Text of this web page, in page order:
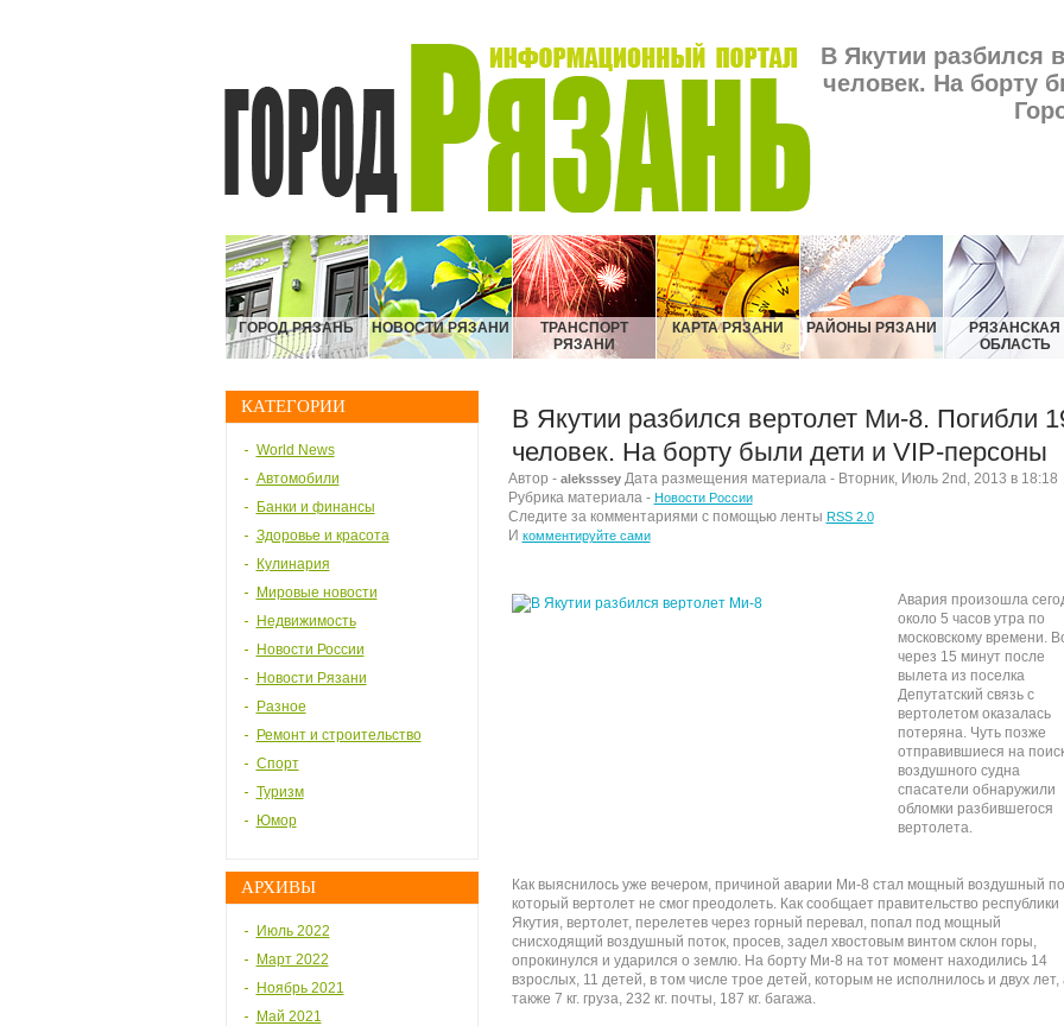
В Якутии разбился
человек. На борту
ГОРОД РЯЗАНЬ НОВОСТИ РЯЗАНИ
ТРАНСПОРТ
РЯЗАНИ
КАРТА РЯЗАНИ РАЙОНЫ РЯЗАНИ
РЯЗАНСКАЯ
ОБЛАСТЬ
КАТЕГОРИИ
World News
Автомобили
Банки и финансы
Здоровье и красота
Кулинария
Мировые новости
Недвижимость
Новости России
Новости Рязани
Разное
Ремонт и строительство
Спорт
Туризм
Юмор
АРХИВЫ
Июль 2022
Март 2022
Ноябрь 2021
Май 2021
В Якутии разбился вертолет Ми-8. Погибли
человек. На борту были дети и VIP-персоны
Автор - alekssseyДата размещения материала - Вторник, Июль 2nd, 2013 в 18:18
Рубрика материала - Новости России
Следите за комментариями с помощью ленты RSS 2.0
И комментируйте сами
Авария произошла
около 5 часов утра по
московскому времени.
через 15 минут после
вылета из поселка
Депутатский связь с
вертолетом оказалась
потеряна. Чуть позже
отправившиеся на
воздушного судна
спасатели обнаружили
обломки разбившегося
вертолета.
Как выяснилось уже вечером, причиной аварии Ми-8 стал мощный воздушный
который вертолет не смог преодолеть. Как сообщает правительство республики
Якутия, вертолет, перелетев через горный перевал, попал под мощный
снисходящий воздушный поток, просев, задел хвостовым винтом склон горы,
опрокинулся и ударился о землю. На борту Ми-8 на тот момент находились 14
взрослых, 11 детей, в том числе трое детей, которым не исполнилось и двух лет,
также 7 кг. груза, 232 кг. почты, 187 кг. багажа.